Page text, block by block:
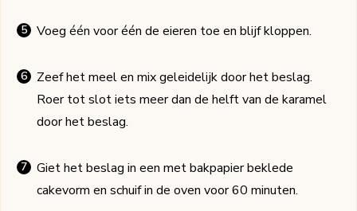
Voeg één voor één de eieren toe en blijf kloppen.
Zeef het meel en mix geleidelijk door het beslag.
Roer tot slot iets meer dan de helft van de karamel
door het beslag.
Giet het beslag in een met bakpapier beklede
cakevorm en schuif in de oven voor 60 minuten.